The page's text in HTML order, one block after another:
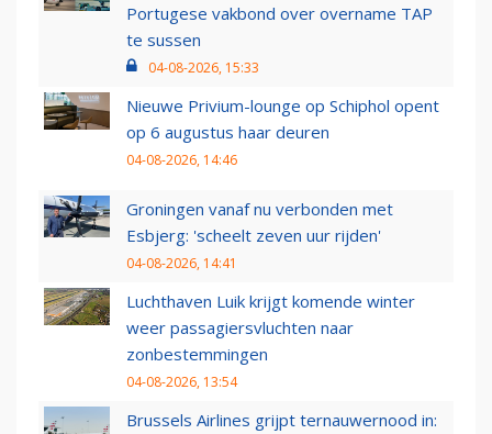
Portugese vakbond over overname TAP
te sussen
04-08-2026, 15:33
Nieuwe Privium-lounge op Schiphol opent
op 6 augustus haar deuren
04-08-2026, 14:46
Groningen vanaf nu verbonden met
Esbjerg: 'scheelt zeven uur rijden'
04-08-2026, 14:41
Luchthaven Luik krijgt komende winter
weer passagiersvluchten naar
zonbestemmingen
04-08-2026, 13:54
Brussels Airlines grijpt ternauwernood in: